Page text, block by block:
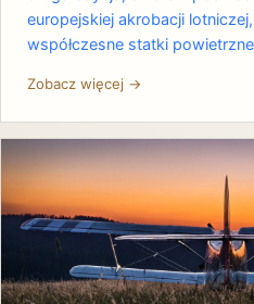
europejskiej akrobacji
współczesne statki
Zobacz więcej →